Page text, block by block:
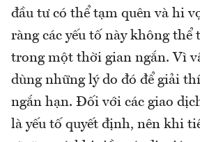
đầu tư có thể tạm quên và hi
ràng các yếu tố này không
trong một thời gian ngắn. Vì
dùng những lý do đó để giải
ngắn hạn. Đối với các giao
là yếu tố quyết định, nên khi